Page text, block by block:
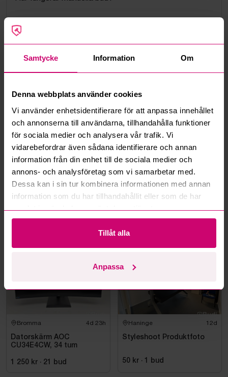
Samtycke Information Om
Denna webbplats använder cookies
Vi använder enhetsidentifierare för att anpassa innehållet
och annonserna till användarna, tillhandahålla funktioner
för sociala medier och analysera vår trafik. Vi
vidarebefordrar även sådana identifierare och annan
information från din enhet till de sociala medier och
annons- och analysföretag som vi samarbetar med.
Dessa kan i sin tur kombinera informationen med annan
information som du har tillhandahållit eller som de har
samlat in när du har använt deras tjänster.
Tillåt alla
Anpassa
Vad innebär serviceavgift?
Hur fungerar budmotorn?
Kan jag ångra ett bud?
Kan ni frakta mina vunna objekt?
Läs fler frågor och svar
Bromma 4d 23h
Datorskärm AOC
CU34E4CW, 34 tum
1 250 kr · 21 bud
Haninge 12d
Styleshoot Produktfoto
50 kr · bud